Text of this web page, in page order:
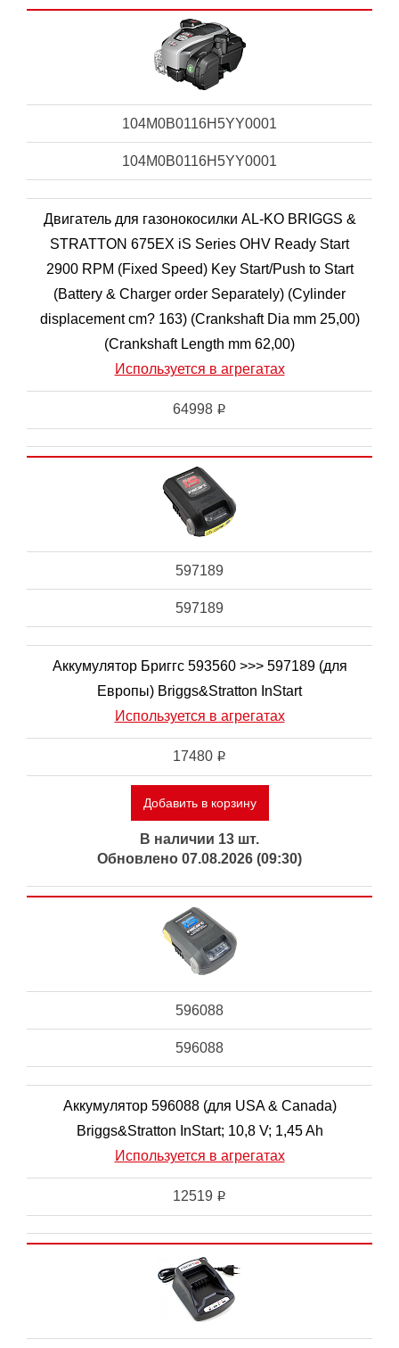
104M0B0116H5YY0001
104M0B0116H5YY0001
Двигатель для газонокосилки AL-KO BRIGGS &
STRATTON 675EX iS Series OHV Ready Start
2900 RPM (Fixed Speed) Key Start/Push to Start
(Battery & Charger order Separately) (Cylinder
displacement cm? 163) (Crankshaft Dia mm 25,00)
(Crankshaft Length mm 62,00)
Используется в агрегатах
64998 i
597189
597189
Аккумулятор Бриггс 593560 >>> 597189 (для
Европы) Briggs&Stratton InStart
Используется в агрегатах
17480 i
Добавить в корзину
В наличии 13 шт.
Обновлено 07.08.2026 (09:30)
596088
596088
Аккумулятор 596088 (для USA & Canada)
Briggs&Stratton InStart; 10,8 V; 1,45 Ah
Используется в агрегатах
12519 i